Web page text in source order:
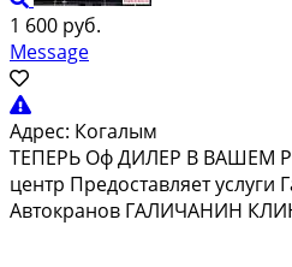
1 600 руб.
Message
Адрес: Когалым
ТЕПЕРЬ Оф ДИЛЕР В ВАШЕМ
центр Предоставляет услуги
Автокранов ГАЛИЧАНИН